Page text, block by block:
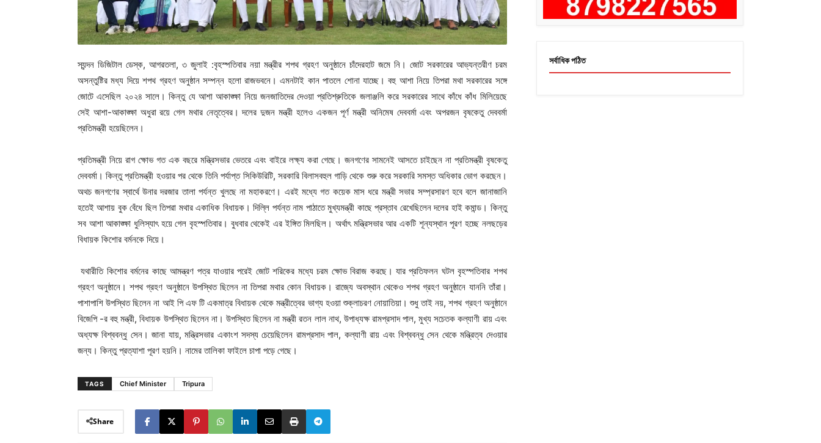
স্যন্দন ডিজিটাল ডেস্ক, আগরতলা, ৩ জুলাই :বৃহস্পতিবার নয়া মন্ত্রীর শপথ গ্রহণ অনুষ্ঠানে চাঁদেরহাট জমে নি। জোট সরকারের আভ্যন্তরীণ চরম
অসন্তুষ্টির মধ্য দিয়ে শপথ গ্রহণ অনুষ্ঠান সম্পন্ন হলো রাজভবনে। এমনটাই কান পাতলে শোনা যাচ্ছে। বহু আশা নিয়ে তিপরা মথা সরকারের সঙ্গে
জোটে এসেছিল ২০২৪ সালে। কিন্তু যে আশা আকাঙ্ক্ষা নিয়ে জনজাতিদের দেওয়া প্রতিশ্রুতিকে জলাঞ্জলি করে সরকারের সাথে কাঁধে কাঁধ মিলিয়েছে
সেই আশা-আকাঙ্ক্ষা অধুরা রয়ে গেল মথার নেতৃত্বের। দলের দুজন মন্ত্রী হলেও একজন পূর্ণ মন্ত্রী অনিমেষ দেববর্মা এবং অপরজন বৃষকেতু দেববর্মা
প্রতিমন্ত্রী হয়েছিলেন।
প্রতিমন্ত্রী নিয়ে রাগ ক্ষোভ গত এক বছরে মন্ত্রিসভার ভেতরে এবং বাইরে লক্ষ্য করা গেছে। জনগণের সামনেই আসতে চাইছেন না প্রতিমন্ত্রী বৃষকেতু
দেববর্মা। কিন্তু প্রতিমন্ত্রী হওয়ার পর থেকে তিনি পর্যাপ্ত সিকিউরিটি, সরকারি বিলাসবহুল গাড়ি থেকে শুরু করে সরকারি সমস্ত অধিকার ভোগ করছেন।
অথচ জনগণের স্বার্থে উনার দরজার তালা পর্যন্ত খুলছে না মহাকরণে। এরই মধ্যে গত কয়েক মাস ধরে মন্ত্রী সভার সম্প্রসারণ হবে বলে জানাজানি
হতেই আশায় বুক বেঁধে ছিল তিপরা মথার একাধিক বিধায়ক। দিল্লি পর্যন্ত নাম পাঠাতে মুখ্যমন্ত্রী কাছে প্রস্তাব রেখেছিলেন দলের হাই কমান্ড। কিন্তু
সব আশা আকাঙ্ক্ষা ধুলিস্যাৎ হয়ে গেল বৃহস্পতিবার। বুধবার থেকেই এর ইঙ্গিত মিলছিল। অর্থাৎ মন্ত্রিসভার আর একটি শূন্যস্থান পূরণ হচ্ছে নলছড়ের
বিধায়ক কিশোর বর্মনকে দিয়ে।
যথারীতি কিশোর বর্মনের কাছে আমন্ত্রণ পত্র যাওয়ার পরেই জোট শরিকের মধ্যে চরম ক্ষোভ বিরাজ করছে। যার প্রতিফলন ঘটল বৃহস্পতিবার শপথ
গ্রহণ অনুষ্ঠানে। শপথ গ্রহণ অনুষ্ঠানে উপস্থিত ছিলেন না তিপরা মথার কোন বিধায়ক। রাজ্যে অবস্থান থেকেও শপথ গ্রহণ অনুষ্ঠানে যাননি তাঁরা।
পাশাপাশি উপস্থিত ছিলেন না আই পি এফ টি একমাত্র বিধায়ক থেকে মন্ত্রীত্বের ভাগ্য হওয়া শুক্লাচরণ নোয়াতিয়া। শুধু তাই নয়, শপথ গ্রহণ অনুষ্ঠানে
বিজেপি -র বহু মন্ত্রী, বিধায়ক উপস্থিত ছিলেন না। উপস্থিত ছিলেন না মন্ত্রী রতন লাল নাথ, উপাধ্যক্ষ রামপ্রসাদ পাল, মুখ্য সচেতক কল্যাণী রায় এবং
অধ্যক্ষ বিশ্ববন্ধু সেন। জানা যায়, মন্ত্রিসভার একাংশ সদস্য চেয়েছিলেন রামপ্রসাদ পাল, কল্যাণী রায় এবং বিশ্ববন্ধু সেন থেকে মন্ত্রিত্ব দেওয়ার
জন্য। কিন্তু প্রত্যাশা পূরণ হয়নি। নামের তালিকা ফাইলে চাপা পড়ে গেছে।
TAGS Chief Minister Tripura
Share
সর্বাধিক পঠিত